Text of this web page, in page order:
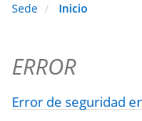
Sede Inicio
ERROR
Error de seguridad